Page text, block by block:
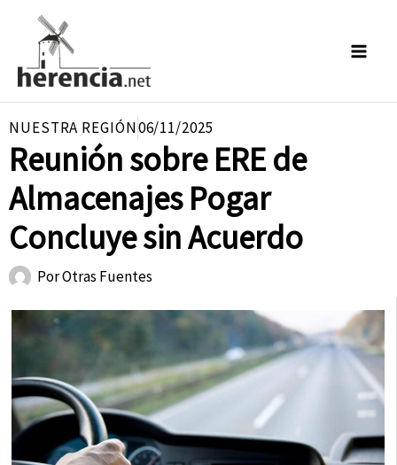
contenido
NUESTRA REGIÓN06/11/2025
Reunión sobre ERE de
Almacenajes Pogar
Concluye sin Acuerdo
PorOtras Fuentes